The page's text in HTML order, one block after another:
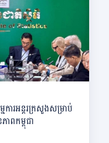
ារអន្តរក្រសួងសម្រាប់
ាពកម្ពុជា